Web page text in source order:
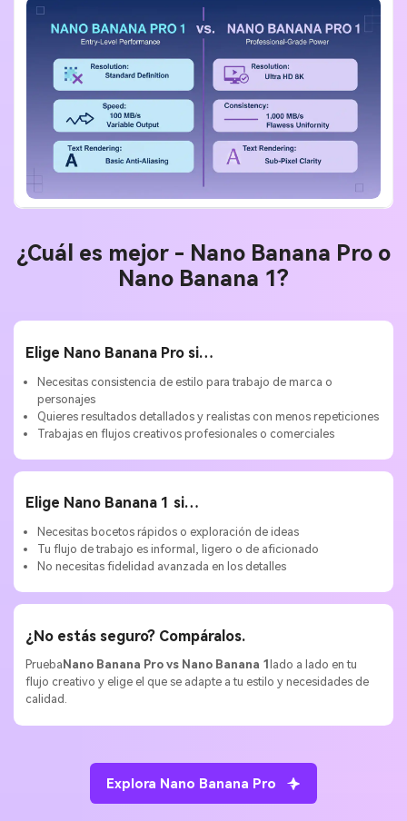
¿Cuál es mejor - Nano Banana Pro o
Nano Banana 1?
Elige Nano Banana Pro si…
Necesitas consistencia de estilo para trabajo de marca o
personajes
Quieres resultados detallados y realistas con menos repeticiones
Trabajas en flujos creativos profesionales o comerciales
Elige Nano Banana 1 si…
Necesitas bocetos rápidos o exploración de ideas
Tu flujo de trabajo es informal, ligero o de aficionado
No necesitas fidelidad avanzada en los detalles
¿No estás seguro? Compáralos.
Prueba Nano Banana Pro vs Nano Banana 1 lado a lado en tu
flujo creativo y elige el que se adapte a tu estilo y necesidades de
calidad.
Explora Nano Banana Pro